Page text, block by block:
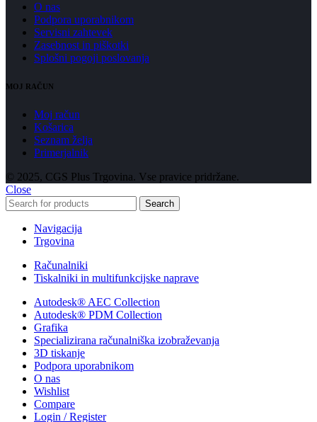
O nas
Podpora uporabnikom
Servisni zahtevek
Zasebnost in piškotki
Splošni pogoji poslovanja
MOJ RAČUN
Moj račun
Košarica
Seznam želja
Primerjalnik
© 2025, CGS Plus Trgovina. Vse pravice pridržane.
Close
Search
Navigacija
Trgovina
Računalniki
Tiskalniki in multifunkcijske naprave
Autodesk® AEC Collection
Autodesk® PDM Collection
Grafika
Specializirana računalniška izobraževanja
3D tiskanje
Podpora uporabnikom
O nas
Wishlist
Compare
Login / Register